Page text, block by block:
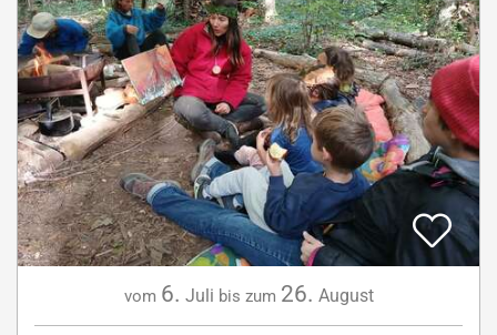
vom 6. Juli bis zum 26. August